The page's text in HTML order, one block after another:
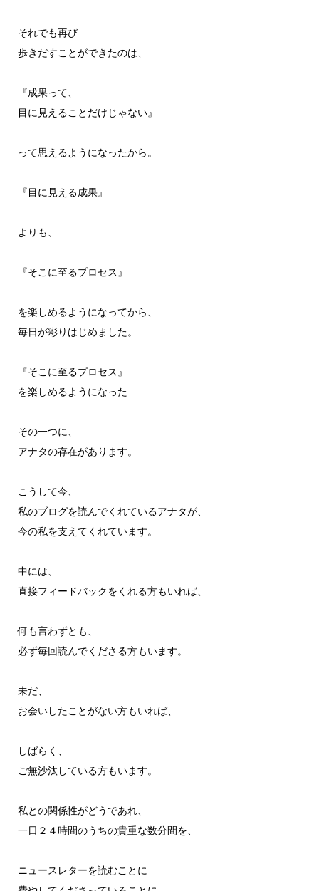
それでも再び
歩きだすことができたのは、
『成果って、
目に見えることだけじゃない』
って思えるようになったから。
『目に見える成果』
よりも、
『そこに至るプロセス』
を楽しめるようになってから、
毎日が彩りはじめました。
『そこに至るプロセス』
を楽しめるようになった
その一つに、
アナタの存在があります。
こうして今、
私のブログを読んでくれているアナタが、
今の私を支えてくれています。
中には、
直接フィードバックをくれる方もいれば、
何も言わずとも、
必ず毎回読んでくださる方もいます。
未だ、
お会いしたことがない方もいれば、
しばらく、
ご無沙汰している方もいます。
私との関係性がどうであれ、
一日２４時間のうちの貴重な数分間を、
ニュースレターを読むことに